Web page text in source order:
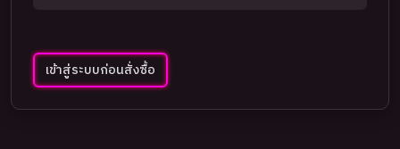
เข้าสู่ระบบก่อนสั่งซื้อ